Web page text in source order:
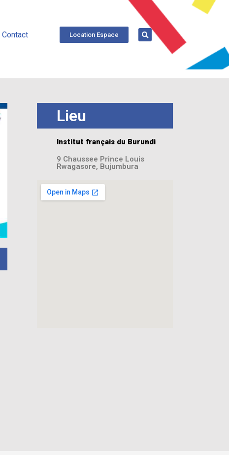
Contact Location Espace
Lieu
Institut français du Burundi
9 Chaussee Prince Louis
Rwagasore, Bujumbura